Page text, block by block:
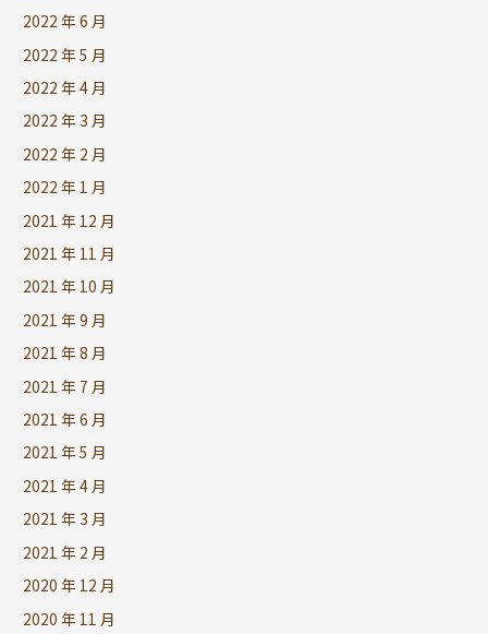
2022 年 6 月
2022 年 5 月
2022 年 4 月
2022 年 3 月
2022 年 2 月
2022 年 1 月
2021 年 12 月
2021 年 11 月
2021 年 10 月
2021 年 9 月
2021 年 8 月
2021 年 7 月
2021 年 6 月
2021 年 5 月
2021 年 4 月
2021 年 3 月
2021 年 2 月
2020 年 12 月
2020 年 11 月